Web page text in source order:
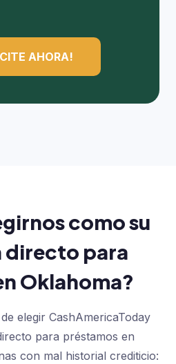
AHORA!
como su
directo para
Oklahoma?
elegir CashAmericaToday
para préstamos en
con mal historial crediticio: